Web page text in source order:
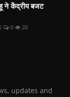
ने केंद्रीय बजट
0 20
updates and